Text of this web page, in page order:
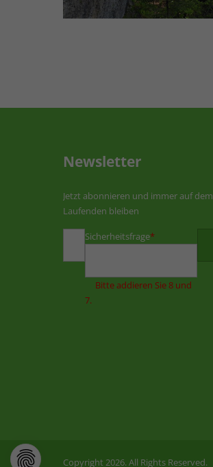
Newsletter
Jetzt abonnieren und immer auf dem
Laufenden bleiben
Sicherheitsfrage*
Bitte addieren Sie 8 und
7.
Copyright 2026. All Rights Reserved.